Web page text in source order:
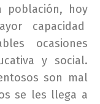
población, hoy
capacidad
ocasiones
y social.
son mal
se les llega a